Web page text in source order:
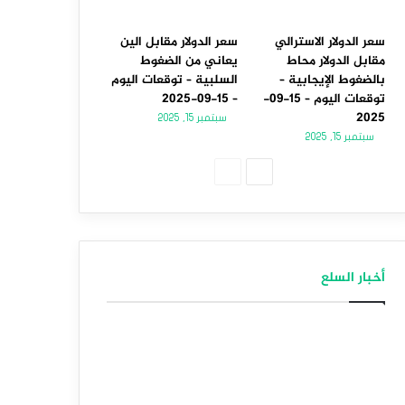
سعر الدولار الاسترالي
مقابل الدولار محاط
بالضغوط الإيجابية –
توقعات اليوم – 15-09-
2025
سبتمبر 15, 2025
سعر الدولار مقابل الين
يعاني من الضغوط
السلبية – توقعات اليوم
– 15-09-2025
سبتمبر 15, 2025
أخبار السلع